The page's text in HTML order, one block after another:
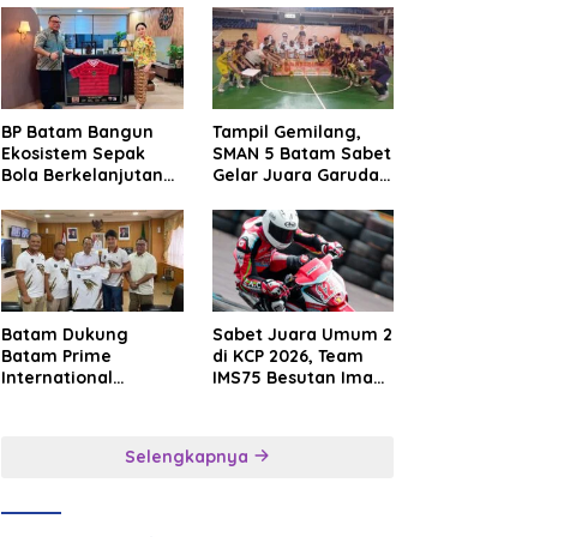
BP Batam Bangun
Ekosistem Sepak
Bola Berkelanjutan
Premier FC
Tampil Gemilang,
SMAN 5 Batam Sabet
Gelar Juara Garuda
2026
Batam Dukung
Batam Prime
International
Indonesia–
Sabet Juara Umum 2
di KCP 2026, Team
IMS75 Besutan Iman
Selengkapnya